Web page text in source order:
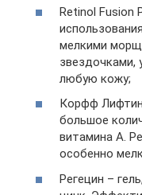
Retinol Fusion
мелкими
звездочками,
любую кожу;
Корфф
большое
витамина А.
особенно
Регецин –